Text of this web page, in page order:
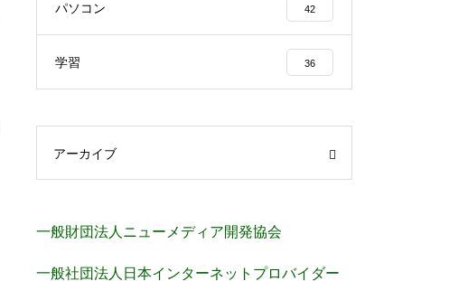
パソコン 42
学習 36
アーカイブ
一般財団法人ニューメディア開発協会
一般社団法人日本インターネットプロバイダー